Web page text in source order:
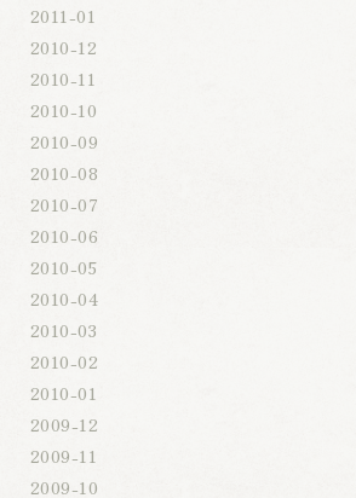
2011-01
2010-12
2010-11
2010-10
2010-09
2010-08
2010-07
2010-06
2010-05
2010-04
2010-03
2010-02
2010-01
2009-12
2009-11
2009-10